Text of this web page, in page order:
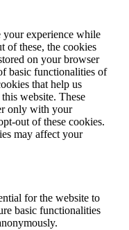
your experience while
of these, the cookies
on your browser
basic functionalities of
that help us
website. These
only with your
out of these cookies.
may affect your
for the website to
basic functionalities